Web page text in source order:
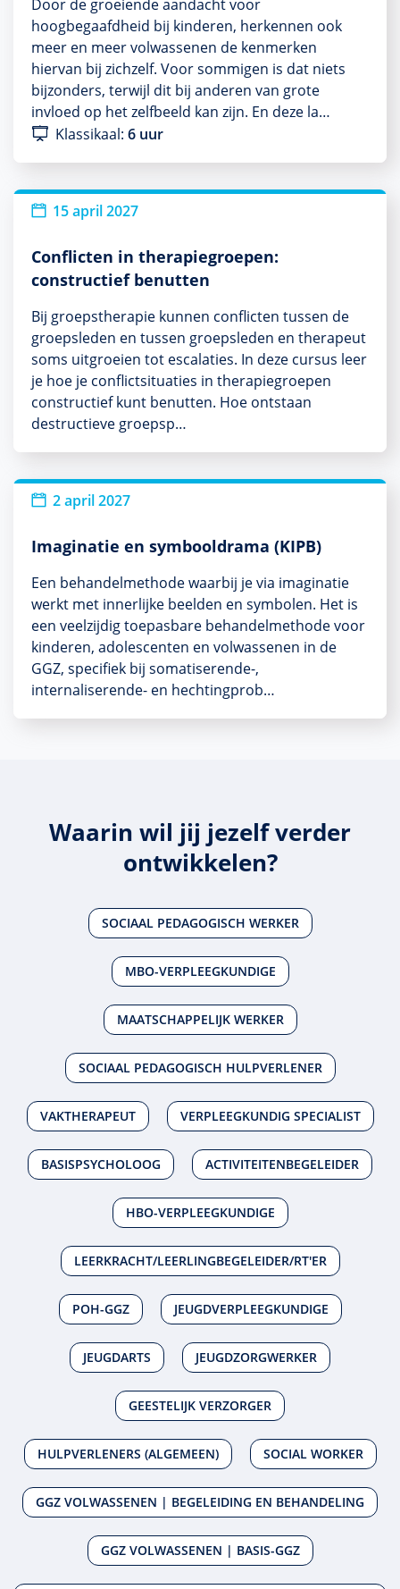
Door de groeiende aandacht voor
hoogbegaafdheid bij kinderen, herkennen ook
meer en meer volwassenen de kenmerken
hiervan bij zichzelf. Voor sommigen is dat niets
bijzonders, terwijl dit bij anderen van grote
invloed op het zelfbeeld kan zijn. En deze la…
Klassikaal: 6 uur
15 april 2027
Conflicten in therapiegroepen:
constructief benutten
Bij groepstherapie kunnen conflicten tussen de
groepsleden en tussen groepsleden en therapeut
soms uitgroeien tot escalaties. In deze cursus leer
je hoe je conflictsituaties in therapiegroepen
constructief kunt benutten. Hoe ontstaan
destructieve groepsp…
2 april 2027
Imaginatie en symbooldrama (KIPB)
Een behandelmethode waarbij je via imaginatie
werkt met innerlijke beelden en symbolen. Het is
een veelzijdig toepasbare behandelmethode voor
kinderen, adolescenten en volwassenen in de
GGZ, specifiek bij somatiserende-,
internaliserende- en hechtingprob…
Waarin wil jij jezelf verder
ontwikkelen?
SOCIAAL PEDAGOGISCH WERKER
MBO-VERPLEEGKUNDIGE
MAATSCHAPPELIJK WERKER
SOCIAAL PEDAGOGISCH HULPVERLENER
VAKTHERAPEUT VERPLEEGKUNDIG SPECIALIST
BASISPSYCHOLOOG ACTIVITEITENBEGELEIDER
HBO-VERPLEEGKUNDIGE
LEERKRACHT/LEERLINGBEGELEIDER/RT'ER
POH-GGZ JEUGDVERPLEEGKUNDIGE
JEUGDARTS JEUGDZORGWERKER
GEESTELIJK VERZORGER
HULPVERLENERS (ALGEMEEN) SOCIAL WORKER
GGZ VOLWASSENEN | BEGELEIDING EN BEHANDELING
GGZ VOLWASSENEN | BASIS-GGZ